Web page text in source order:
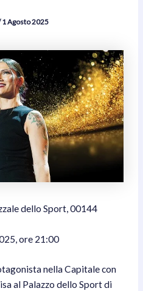
1 Agosto 2025
dello Sport, 00144
ore 21:00
nella Capitale con
al Palazzo dello Sport di